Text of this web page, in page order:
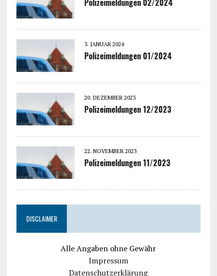
Polizeimeldungen 02/2024
3. JANUAR 2024
Polizeimeldungen 01/2024
20. DEZEMBER 2023
Polizeimeldungen 12/2023
22. NOVEMBER 2023
Polizeimeldungen 11/2023
DISCLAIMER
Alle Angaben ohne Gewähr
Impressum
Datenschutzerklärung